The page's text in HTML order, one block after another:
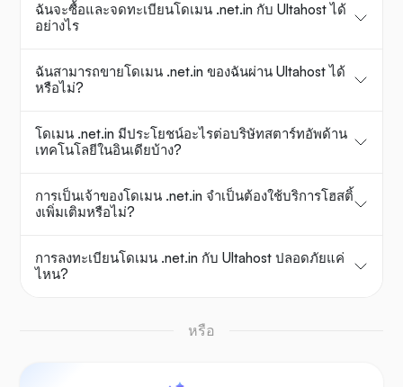
ฉันจะซื้อและจดทะเบียนโดเมน .net.in กับ Ultahost ได้
อย่างไร
ฉันสามารถขายโดเมน .net.in ของฉันผ่าน Ultahost ได้
หรือไม่?
โดเมน .net.in มีประโยชน์อะไรต่อบริษัทสตาร์ทอัพด้าน
เทคโนโลยีในอินเดียบ้าง?
การเป็นเจ้าของโดเมน .net.in จำเป็นต้องใช้บริการโฮสติ้
งเพิ่มเติมหรือไม่?
การลงทะเบียนโดเมน .net.in กับ Ultahost ปลอดภัยแค่
ไหน?
หรือ